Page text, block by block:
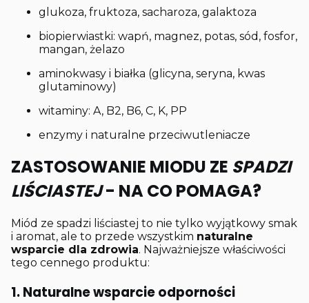
glukoza, fruktoza, sacharoza, galaktoza
biopierwiastki: wapń, magnez, potas, sód, fosfor,
mangan, żelazo
aminokwasy i białka (glicyna, seryna, kwas
glutaminowy)
witaminy: A, B2, B6, C, K, PP
enzymy i naturalne przeciwutleniacze
ZASTOSOWANIE MIODU ZE SPADZI
LIŚCIASTEJ- NA CO POMAGA?
Miód ze spadzi liściastej to nie tylko wyjątkowy smak
i aromat, ale to przede wszystkim naturalne
wsparcie dla zdrowia. Najważniejsze właściwości
tego cennego produktu:
1. Naturalne wsparcie odporności